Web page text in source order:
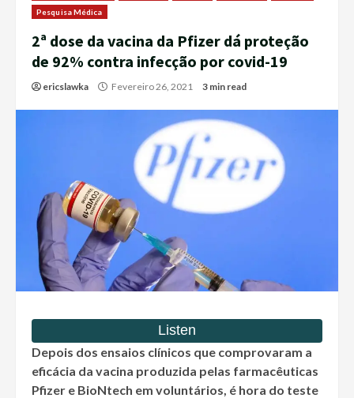
Pesquisa Médica
2ª dose da vacina da Pfizer dá proteção
de 92% contra infecção por covid-19
ericslawka Fevereiro 26, 2021 3 min read
Depois dos ensaios clínicos que comprovaram a
eficácia da vacina produzida pelas farmacêuticas
Pfizer e BioNtech em voluntários, é hora do teste